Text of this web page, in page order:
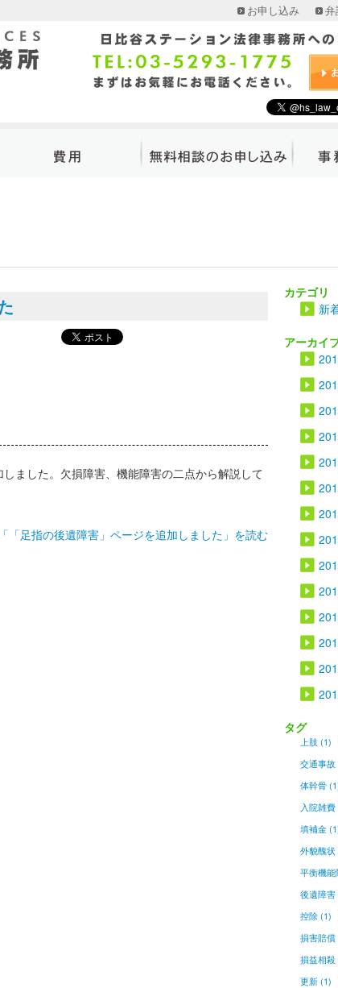
弁
お申し込み
ました。欠損障害、機能障害の二点から解説して
「足指の後遺障害」ページを追加しました」を読む
カテゴリ
新
アーカイ
タグ
上肢 (1)
交通事故
体幹骨
入院雑費
填補金
外貌醜状
平衡機能
後遺障害
控除 (1)
損害賠償
損益相殺
更新 (1)